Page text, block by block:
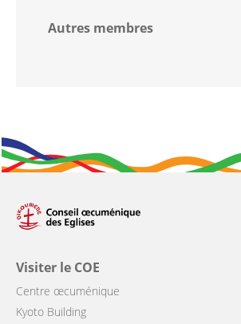
Autres membres
Visiter le COE
Centre œcuménique
Kyoto Building